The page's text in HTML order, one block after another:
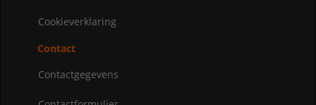
Cookieverklaring
Contact
Contactgegevens